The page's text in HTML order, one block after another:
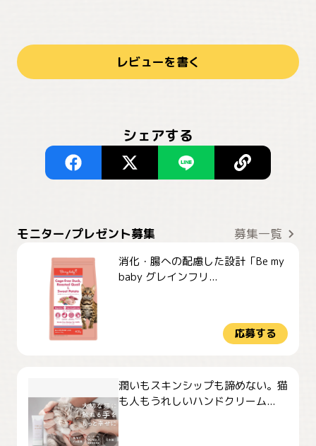
レビューを書く
シェアする
モニター/プレゼント募集 募集一覧
消化・腸への配慮した設計「Be my
baby グレインフリ...
応募する
潤いもスキンシップも諦めない。猫
も人もうれしいハンドクリーム...